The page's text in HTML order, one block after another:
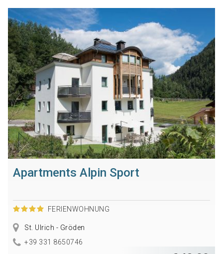
Apartments Alpin Sport
FERIENWOHNUNG
St. Ulrich - Gröden
+39 331 8650746